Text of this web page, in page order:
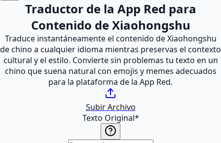
Traductor de la App Red para
Contenido de Xiaohongshu
Traduce instantáneamente el contenido de Xiaohongshu
de chino a cualquier idioma mientras preservas el contexto
cultural y el estilo. Convierte sin problemas tu texto en un
chino que suena natural con emojis y memes adecuados
para la plataforma de la App Red.
Subir Archivo
Texto Original*